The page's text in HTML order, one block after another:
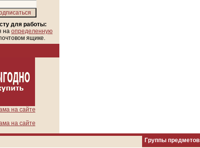
для работы:
на определенную
ящике.
на сайте
на сайте
Группы предметов